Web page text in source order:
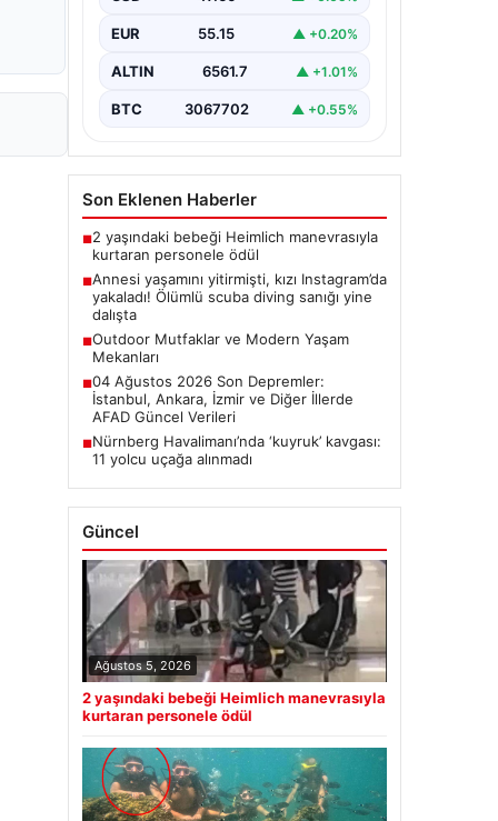
sanığı yine dalışta
EUR 55.15 ▲ +0.20%
ALTIN 6561.7 ▲ +1.01%
BTC 3067702 ▲ +0.55%
Son Eklenen Haberler
■2 yaşındaki bebeği Heimlich manevrasıyla
kurtaran personele ödül
■Annesi yaşamını yitirmişti, kızı Instagram’da
yakaladı! Ölümlü scuba diving sanığı yine
dalışta
■Outdoor Mutfaklar ve Modern Yaşam
Mekanları
■04 Ağustos 2026 Son Depremler:
İstanbul, Ankara, İzmir ve Diğer İllerde
AFAD Güncel Verileri
■Nürnberg Havalimanı’nda ‘kuyruk’ kavgası:
11 yolcu uçağa alınmadı
Güncel
Ağustos 5, 2026
2 yaşındaki bebeği Heimlich manevrasıyla
kurtaran personele ödül